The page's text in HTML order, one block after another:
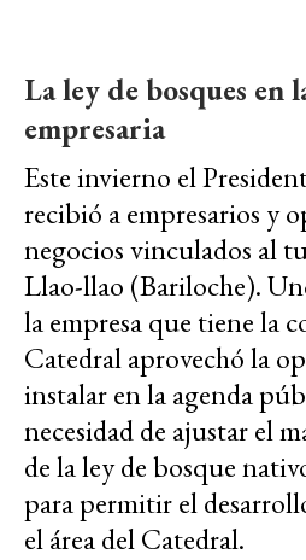
La ley de bosques en
empresaria
Este invierno el
recibió a empresarios y
negocios vinculados al
Llao-llao (Bariloche).
la empresa que tiene la
Catedral aprovechó la
instalar en la agenda
necesidad de ajustar el
de la ley de bosque
para permitir el
el área del Catedral.